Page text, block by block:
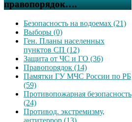
правопорядок….
Безопасность на водоемах (21)
Выборы (0)
Ген. Планы населенных
пунктов СП (12)
Защита от ЧС и ГО (36)
Правопорядок (14)
Памятки ГУ МЧС России по РБ
(59)
Противопожарная безопасность
(24)
Противод. экстремизму,
антитеррор (13)